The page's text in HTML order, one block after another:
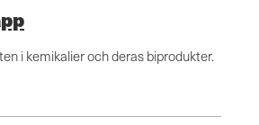
i kemikalier och deras biprodukter.